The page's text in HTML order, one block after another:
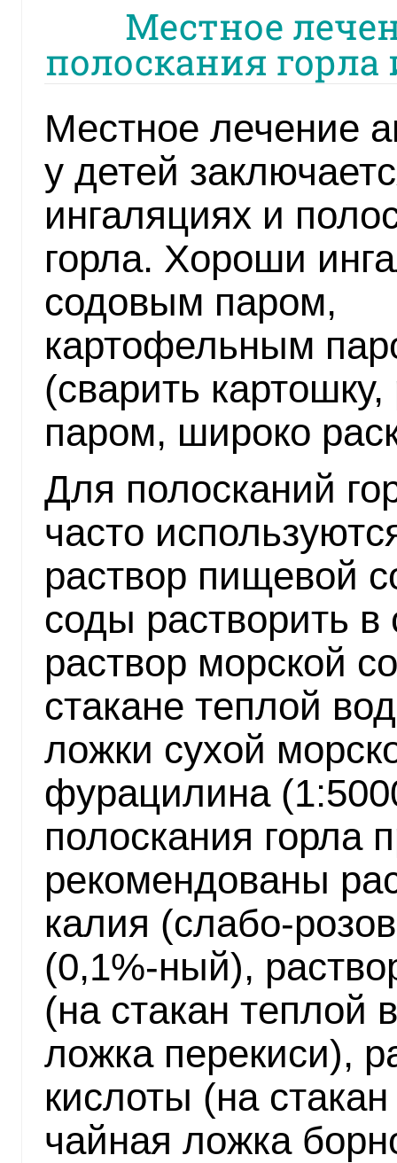
Местное
полоскания горла
Местное лечение
у детей
ингаляциях и
горла. Хороши
содовым паром,
картофельным
(сварить
паром, широко
Для полосканий
часто
раствор пищевой
соды растворить
раствор морской
стакане теплой
ложки сухой
фурацилина
полоскания горла
рекомендованы
калия (слабо-
(0,1%-ный),
(на стакан
ложка перекиси),
кислоты (на
чайная ложка